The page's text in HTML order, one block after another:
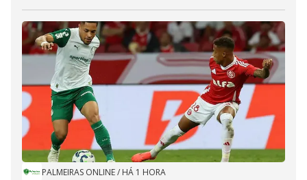
PALMEIRAS ONLINE/ HÁ 1 HORA